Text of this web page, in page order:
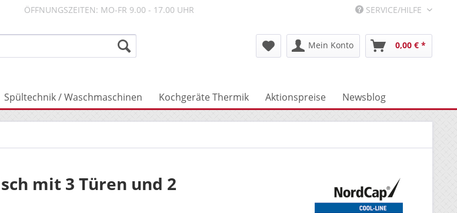
ÖFFNUNGSZEITEN: MO-FR 9.00 - 17.00 UHR SERVICE/HILFE
Mein Konto 0,00 € *
Spültechnik / Waschmaschinen Kochgeräte Thermik Aktionspreise Newsblog
mit 3 Türen und 2